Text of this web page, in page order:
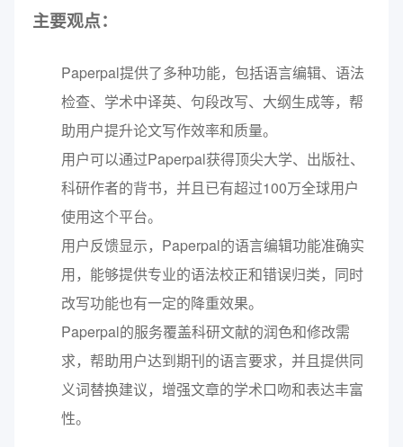
主要观点：
Paperpal提供了多种功能，包括语言编辑、语法
检查、学术中译英、句段改写、大纲生成等，帮
助用户提升论文写作效率和质量。
用户可以通过Paperpal获得顶尖大学、出版社、
科研作者的背书，并且已有超过100万全球用户
使用这个平台。
用户反馈显示，Paperpal的语言编辑功能准确实
用，能够提供专业的语法校正和错误归类，同时
改写功能也有一定的降重效果。
Paperpal的服务覆盖科研文献的润色和修改需
求，帮助用户达到期刊的语言要求，并且提供同
义词替换建议，增强文章的学术口吻和表达丰富
性。